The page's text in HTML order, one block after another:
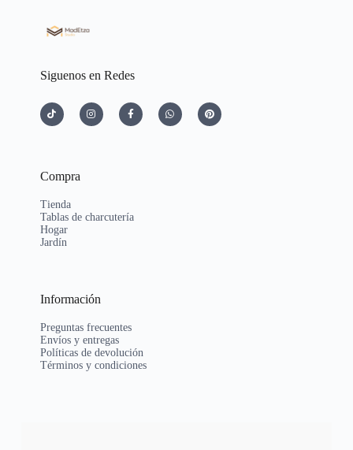
Siguenos en Redes
Compra
Tienda
Tablas de charcutería
Hogar
Jardín
Información
Preguntas frecuentes
Envíos y entregas
Políticas de devolución
Términos y condiciones